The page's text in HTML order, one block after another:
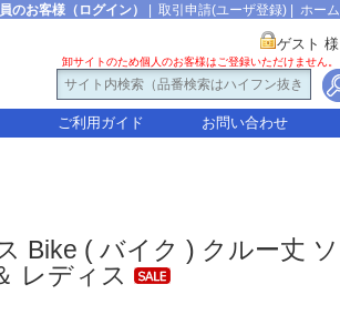
のお客様（ログイン） 取引申請(ユーザ登録) ホーム
ゲスト 様
卸サイトのため個人のお客様はご登録いただけません。
ご利用ガイド お問い合わせ
Bike ( バイク ) クルー丈 ソ
レディス